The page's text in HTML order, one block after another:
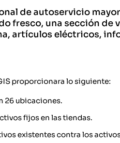
de autoservicio
fresco, una sección
artículos eléctricos,
proporcionara lo siguiente:
26 ubicaciones.
fijos en las tiendas.
existentes contra los